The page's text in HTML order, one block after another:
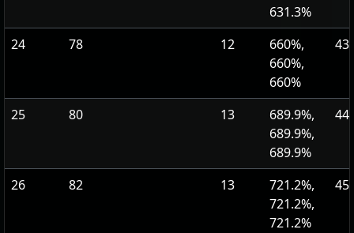
631.3%
24 78 12
660%,
660%,
660%
43
25 80 13
689.9%,
689.9%,
689.9%
44
26 82 13
721.2%,
721.2%,
721.2%
45